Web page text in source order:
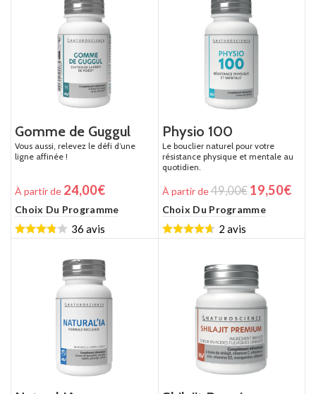
Gomme de Guggul
Vous aussi, relevez le défi d’une
ligne affinée !
À partir de 24,00€
Choix Du Programme
36 avis
Physio 100
Le bouclier naturel pour votre
résistance physique et mentale au
quotidien.
À partir de49,00€ 19,50€
Choix Du Programme
2 avis